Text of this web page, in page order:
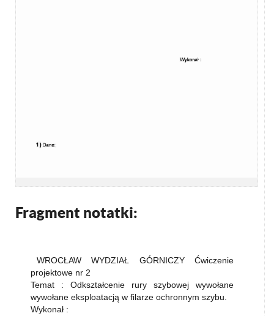
Fragment notatki:
WROCŁAW WYDZIAŁ GÓRNICZY Ćwiczenie
projektowe nr 2
Temat : Odkształcenie rury szybowej wywołane
wywołane eksploatacją w filarze ochronnym szybu.
Wykonał :